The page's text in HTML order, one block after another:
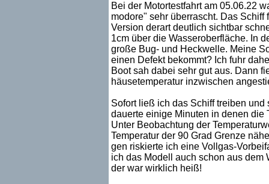
Bei der Motortestfahrt am 05.06.22
modore" sehr überrascht. Das
Version derart deutlich sichtbar
1cm über die Wasseroberfläche. In
große Bug- und Heckwelle. Meine
einen Defekt bekommt? Ich fuhr
Boot sah dabei sehr gut aus. Dann
häusetemperatur inzwischen
Sofort ließ ich das Schiff treiben
dauerte einige Minuten in denen die
Unter Beobachtung der
Temperatur der 90 Grad Grenze
gen riskierte ich eine Vollgas-
ich das Modell auch schon aus dem
der war wirklich heiß!